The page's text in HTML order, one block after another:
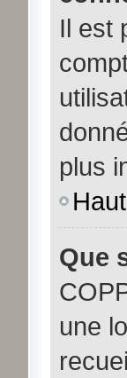
Il est
plus
Haut
Que
une